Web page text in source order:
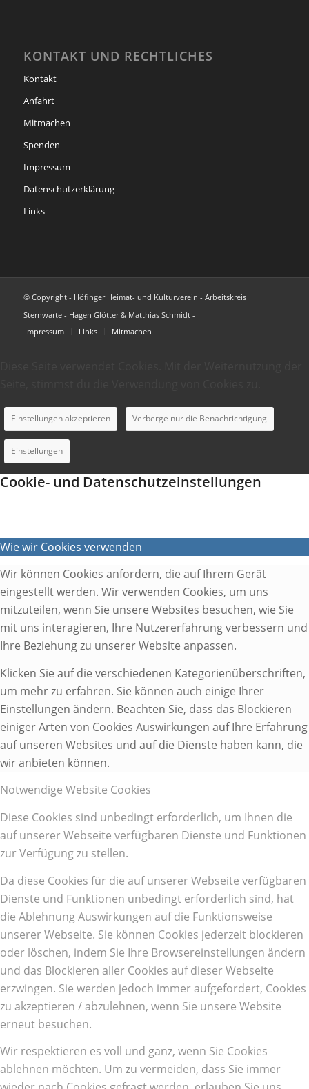
KONTAKT UND RECHTLICHES
Kontakt
Anfahrt
Mitmachen
Spenden
Impressum
Datenschutzerklärung
Links
© Copyright - Höfinger Heimat- und Kulturverein - Arbeitskreis
Sternwarte - Hagen Glötter & Matthias Schmidt -
Impressum
Links Mitmachen
Einstellungen akzeptieren Verberge nur die Benachrichtigung
Einstellungen
Cookie- und Datenschutzeinstellungen
Wie wir Cookies verwenden
Wir können Cookies anfordern, die auf Ihrem Gerät
eingestellt werden. Wir verwenden Cookies, um uns
mitzuteilen, wenn Sie unsere Websites besuchen, wie Sie
mit uns interagieren, Ihre Nutzererfahrung verbessern und
Ihre Beziehung zu unserer Website anpassen.
Klicken Sie auf die verschiedenen Kategorienüberschriften,
um mehr zu erfahren. Sie können auch einige Ihrer
Einstellungen ändern. Beachten Sie, dass das Blockieren
einiger Arten von Cookies Auswirkungen auf Ihre Erfahrung
auf unseren Websites und auf die Dienste haben kann, die
wir anbieten können.
Notwendige Website Cookies
Diese Cookies sind unbedingt erforderlich, um Ihnen die
auf unserer Webseite verfügbaren Dienste und Funktionen
zur Verfügung zu stellen.
Da diese Cookies für die auf unserer Webseite verfügbaren
Dienste und Funktionen unbedingt erforderlich sind, hat
die Ablehnung Auswirkungen auf die Funktionsweise
unserer Webseite. Sie können Cookies jederzeit blockieren
oder löschen, indem Sie Ihre Browsereinstellungen ändern
und das Blockieren aller Cookies auf dieser Webseite
erzwingen. Sie werden jedoch immer aufgefordert, Cookies
zu akzeptieren / abzulehnen, wenn Sie unsere Website
erneut besuchen.
Wir respektieren es voll und ganz, wenn Sie Cookies
ablehnen möchten. Um zu vermeiden, dass Sie immer